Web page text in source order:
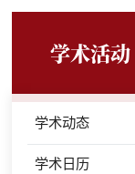
学术活动
学术动态
学术日历